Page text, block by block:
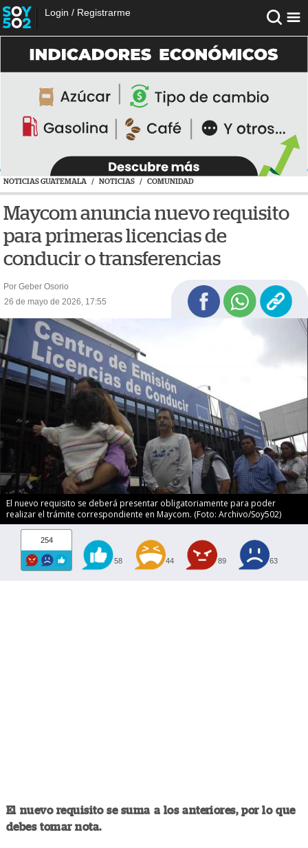
Login / Registrarme
NOTICIAS GUATEMALA / NOTICIAS / COMUNIDAD
Maycom anuncia nuevo requisito
para primeras licencias de
conducir o transferencias
Por Geber Osorio
26 de mayo de 2026, 17:55
El nuevo requisito se deberá presentar obligatoriamente para poder
realizar el trámite correspondiente en Maycom. (Foto: Archivo/Soy502)
254
58 44 89 63
El nuevo requisito se suma a los anteriores, por lo que
debes tomar nota.